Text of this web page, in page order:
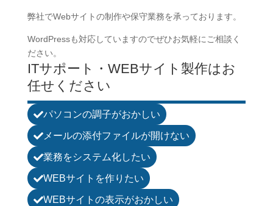
弊社でWebサイトの制作や保守業務を承っております。
WordPressも対応していますのでぜひお気軽にご相談く
ださい。
ITサポート・WEBサイト製作はお
任せください
パソコンの調子がおかしい
メールの添付ファイルが開けない
業務をシステム化したい
WEBサイトを作りたい
WEBサイトの表示がおかしい